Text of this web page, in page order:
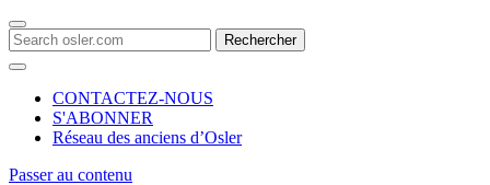
Search
for:
CONTACTEZ-NOUS
S'ABONNER
Réseau des anciens d’Osler
Passer au contenu